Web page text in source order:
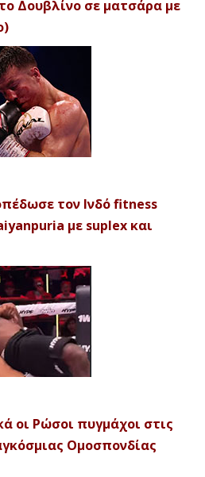
Δουβλίνο σε ματσάρα με
τον Ινδό fitness
με suplex και
οι Ρώσοι πυγμάχοι στις
Ομοσπονδίας